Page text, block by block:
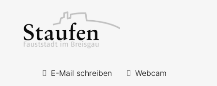
E-Mail schreiben Webcam